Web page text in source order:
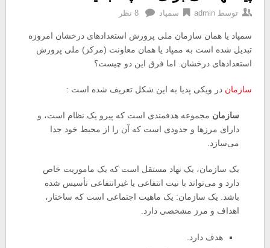
توسط admin سمپاد 8 نظر
سمپاد یا همان سازمان ملی پرورش استعدادهای درخشان امروزه
تبدیل شده است به ممپاد یا همان معاونت (مرکز) ملی پرورش
استعدادهای درخشان. اما فرق این دو چیست؟
سازمان در ویکی پدیا به این شکل تعریف شده است :
سازمان مجموعه هدفمندی است که پیرو یک نظام است، و
دارای مرزها و حدودی است که آن را از محیط خود جدا
می‌سازد.
یک سازمان، یک نهاد مستقل است که یک ماموریت خاص
دارد و می‌تواند با نیت انتفاعی یا غیرانتفاعی تأسیس شده
باشد. یک سازمان: یک ماهیت اجتماعی است که ساختار،
اهداف و مرز مشخصی دارد.
هدف دارد.